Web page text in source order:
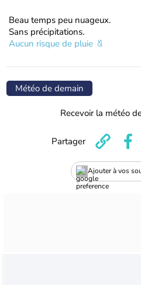
Beau temps peu nuageux.
Sans précipitations.
Aucun risque de pluie
Météo de demain
Recevoir la météo
Ajouter à vos
Partager